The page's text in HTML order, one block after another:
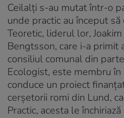
Ceilalţi s-au mutat într-o
unde practic au început
Teoretic, liderul lor,
Bengtsson, care i-a primit
consiliul comunal din
Ecologist, este membru
conduce un proiect
cerşetorii romi din Lund,
Practic, acesta le